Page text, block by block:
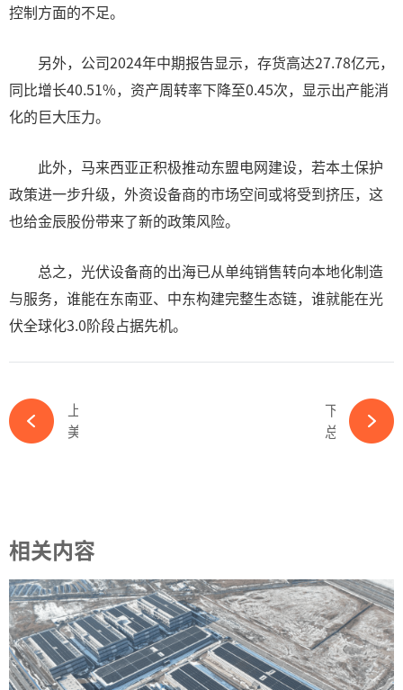
控制方面的不足。
另外，公司2024年中期报告显示，存货高达27.78亿元，
同比增长40.51%，资产周转率下降至0.45次，显示出产能消
化的巨大压力。
此外，马来西亚正积极推动东盟电网建设，若本土保护
政策进一步升级，外资设备商的市场空间或将受到挤压，这
也给金辰股份带来了新的政策风险。
总之，光伏设备商的出海已从单纯销售转向本地化制造
与服务，谁能在东南亚、中东构建完整生态链，谁就能在光
伏全球化3.0阶段占据先机。
下一篇
总裁辞职！董事长兼任！又一光伏企业“换帅”！-必赢体育app官方平台
相关内容